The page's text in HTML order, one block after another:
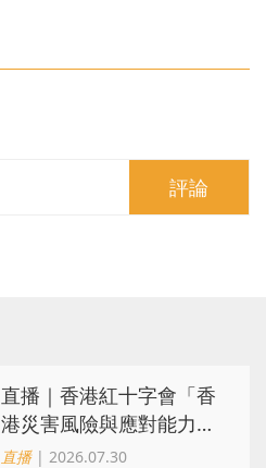
評論
直播｜香港紅十字會「香
港災害風險與應對能力地
圖2026」研究發佈會
直播| 2026.07.30